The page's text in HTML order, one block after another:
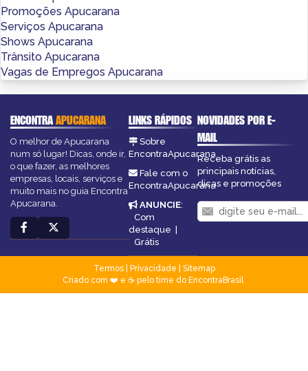
Promoções Apucarana
Serviços Apucarana
Shows Apucarana
Trânsito Apucarana
Vagas de Empregos Apucarana
ENCONTRAAPUCARANA
O melhor de Apucarana
num só lugar! Dicas, onde ir,
o que fazer, as melhores
empresas, locais, serviços e
muito mais no guia Encontra
Apucarana.
LINKS RÁPIDOS
Sobre
EncontraApucarana
Fale com o
EncontraApucarana
ANUNCIE:
Com
destaque
Grátis
NOVIDADES POR E-
MAIL
Receba grátis as
principais notícias,
dicas e promoções
Termos| Privacidade
Sitemap
Criado com ❤️ e ☕ pelo time do EncontraBrasil